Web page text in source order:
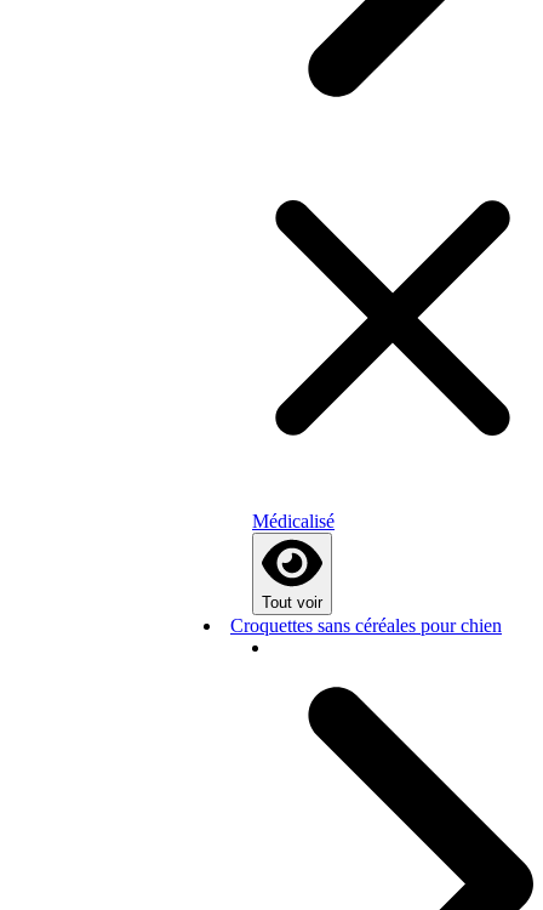
Médicalisé
Tout voir
Croquettes sans céréales pour chien